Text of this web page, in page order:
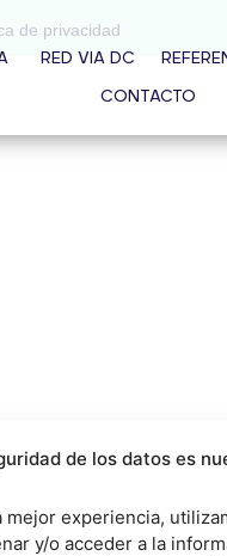
de los datos es
mejor experiencia,
y/o acceder a la
RED VIA DC
CONTACTO
de privacidad